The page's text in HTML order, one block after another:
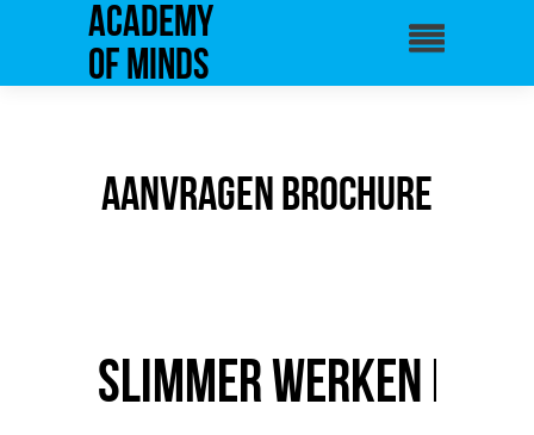
Academy
of Minds
Aanvragen brochure